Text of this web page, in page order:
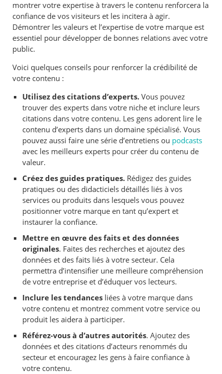
montrer votre expertise à travers le contenu renforcera la
confiance de vos visiteurs et les incitera à agir.
Démontrer les valeurs et l’expertise de votre marque est
essentiel pour développer de bonnes relations avec votre
public.
Voici quelques conseils pour renforcer la crédibilité de
votre contenu :
Utilisez des citations d’experts. Vous pouvez
trouver des experts dans votre niche et inclure leurs
citations dans votre contenu. Les gens adorent lire le
contenu d’experts dans un domaine spécialisé. Vous
pouvez aussi faire une série d’entretiens ou podcasts
avec les meilleurs experts pour créer du contenu de
valeur.
Créez des guides pratiques. Rédigez des guides
pratiques ou des didacticiels détaillés liés à vos
services ou produits dans lesquels vous pouvez
positionner votre marque en tant qu’expert et
instaurer la confiance.
Mettre en œuvre des faits et des données
originales. Faites des recherches et ajoutez des
données et des faits liés à votre secteur. Cela
permettra d’intensifier une meilleure compréhension
de votre entreprise et d’éduquer vos lecteurs.
Inclure les tendances liées à votre marque dans
votre contenu et montrez comment votre service ou
produit les aidera à participer.
Référez-vous à d’autres autorités. Ajoutez des
données et des citations d’acteurs renommés du
secteur et encouragez les gens à faire confiance à
votre contenu.